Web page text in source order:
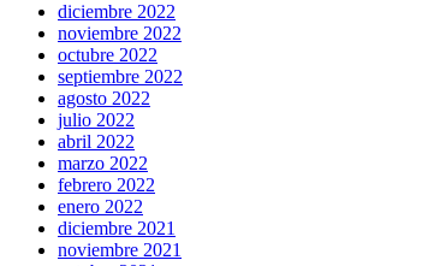
diciembre 2022
noviembre 2022
octubre 2022
septiembre 2022
agosto 2022
julio 2022
abril 2022
marzo 2022
febrero 2022
enero 2022
diciembre 2021
noviembre 2021